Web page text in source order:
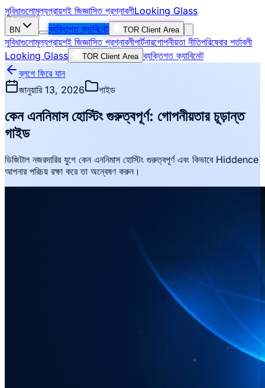
সুবিধাগুলোমূল্যপ্রায়শই জিজ্ঞাসিত প্রশ্নাবলীLooking Glass
BN ব্যক্তিগত ক্যাবিনেট TOR Client Area
সুবিধাগুলোমূল্যপ্রায়শই জিজ্ঞাসিত প্রশ্নাবলীপার্টনারগোপনীয়তা নীতিপরিষেবার শর্তাবলী
Looking Glass
TOR Client Area ব্যক্তিগত ক্যাবিনেট
ব্লগে ফিরে যান
জানুয়ারি 13, 2026
গাইড
কেন এননিমাস হোস্টিং গুরুত্বপূর্ণ: গোপনীয়তার চূড়ান্ত
গাইড
ডিজিটাল নজরদারির যুগে কেন এননিমাস হোস্টিং গুরুত্বপূর্ণ এবং কিভাবে Hiddence
আপনার পরিচয় রক্ষা করে তা অন্বেষণ করুন।